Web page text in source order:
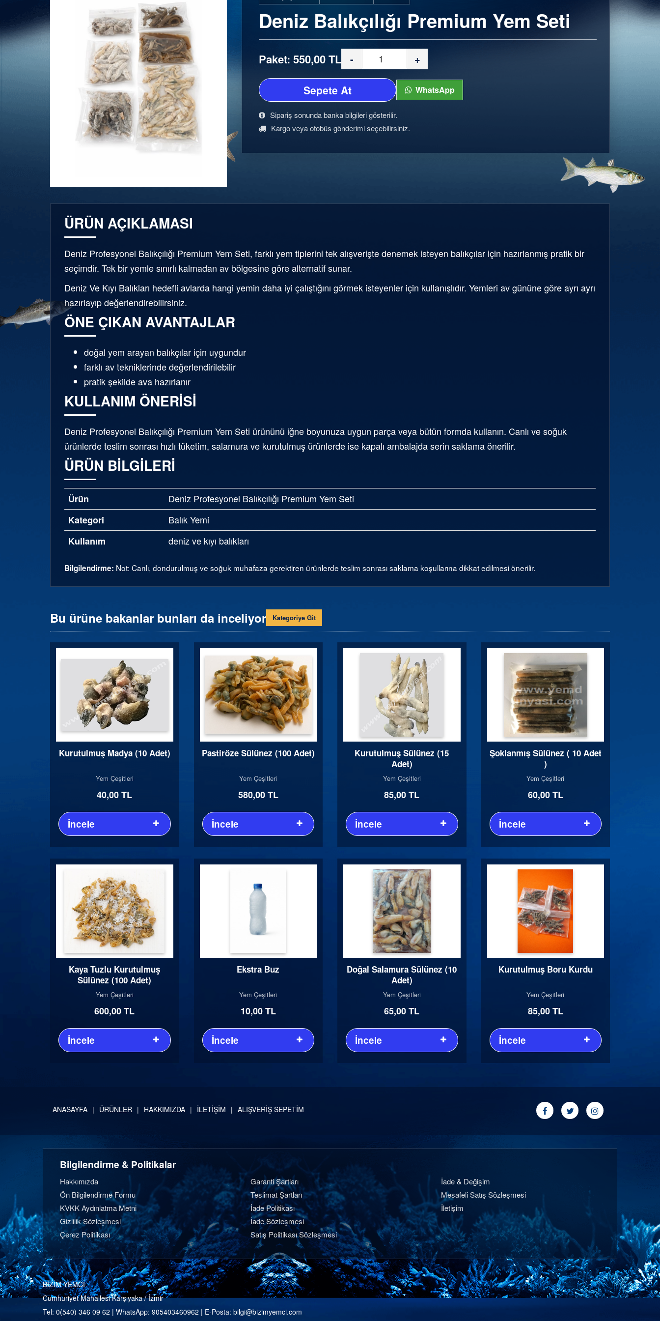
Deniz Balıkçılığı Premium Yem Seti
Paket: 550,00 TL - +
Sepete At WhatsApp
Sipariş sonunda banka bilgileri gösterilir.
Kargo veya otobüs gönderimi seçebilirsiniz.
ÜRÜN AÇIKLAMASI
Deniz Profesyonel Balıkçılığı Premium Yem Seti, farklı yem tiplerini tek alışverişte denemek isteyen balıkçılar için hazırlanmış pratik bir
seçimdir. Tek bir yemle sınırlı kalmadan av bölgesine göre alternatif sunar.
Deniz Ve Kıyı Balıkları hedefli avlarda hangi yemin daha iyi çalıştığını görmek isteyenler için kullanışlıdır. Yemleri av gününe göre ayrı ayrı
hazırlayıp değerlendirebilirsiniz.
ÖNE ÇIKAN AVANTAJLAR
doğal yem arayan balıkçılar için uygundur
farklı av tekniklerinde değerlendirilebilir
pratik şekilde ava hazırlanır
KULLANIM ÖNERISI
Deniz Profesyonel Balıkçılığı Premium Yem Seti ürününü iğne boyunuza uygun parça veya bütün formda kullanın. Canlı ve soğuk
ürünlerde teslim sonrası hızlı tüketim, salamura ve kurutulmuş ürünlerde ise kapalı ambalajda serin saklama önerilir.
ÜRÜN BILGILERI
Ürün
Deniz Profesyonel Balıkçılığı Premium Yem Seti
Kategori
Balık Yemi
Kullanım
deniz ve kıyı balıkları
Bilgilendirme: Not: Canlı, dondurulmuş ve soğuk muhafaza gerektiren ürünlerde teslim sonrası saklama koşullarına dikkat edilmesi önerilir.
Bu ürüne bakanlar bunları da inceliyor Kategoriye Git
Kurutulmuş Madya (10 Adet)
Yem Çeşitleri
40,00 TL
İncele
Pastiröze Sülünez (100 Adet)
Yem Çeşitleri
580,00 TL
İncele
Kurutulmuş Sülünez (15
Adet)
Yem Çeşitleri
85,00 TL
İncele
Şoklanmış Sülünez ( 10 Adet
)
Yem Çeşitleri
60,00 TL
İncele
Kaya Tuzlu Kurutulmuş
Sülünez (100 Adet)
Yem Çeşitleri
600,00 TL
İncele
Ekstra Buz
Yem Çeşitleri
10,00 TL
İncele
Doğal Salamura Sülünez (10
Adet)
Yem Çeşitleri
65,00 TL
İncele
Kurutulmuş Boru Kurdu
Yem Çeşitleri
85,00 TL
İncele
ANASAYFA ÜRÜNLER HAKKIMIZDA İLETİŞİM ALIŞVERİŞ SEPETİM
Bilgilendirme & Politikalar
Hakkımızda
Ön Bilgilendirme Formu
KVKK Aydınlatma Metni
Gizlilik Sözleşmesi
Çerez Politikası
Garanti Şartları
Teslimat Şartları
İade Politikası
İade Sözleşmesi
Satış Politikası Sözleşmesi
İade & Değişim
Mesafeli Satış Sözleşmesi
İletişim
BİZİM YEMCİ
Cumhuriyet Mahallesi Karşıyaka / İzmir
Tel: 0(540) 346 09 62 | WhatsApp: 905403460962 | E-Posta: bilgi@bizimyemci.com